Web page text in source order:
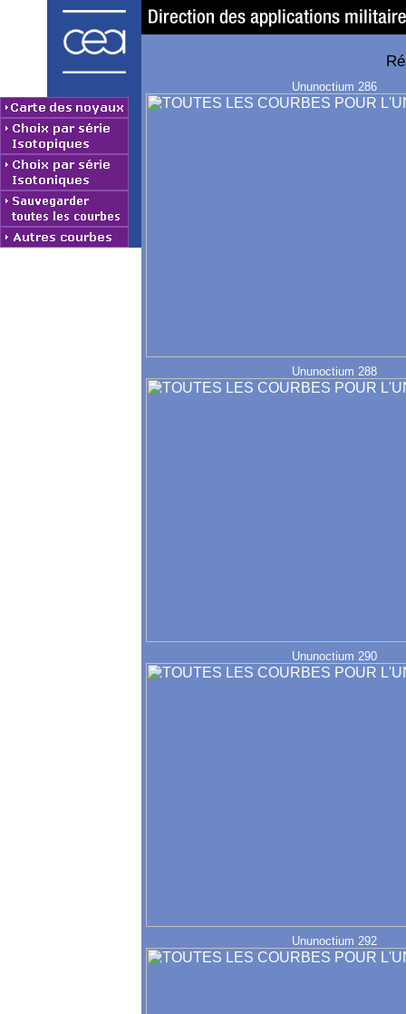
Ununoctium 286
Ununoctium 288
Ununoctium 290
Ununoctium 292